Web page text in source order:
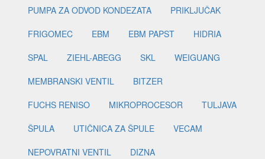
PUMPA ZA ODVOD KONDEZATA
PRIKLJUČAK
FRIGOMEC
EBM EBM PAPST
HIDRIA
SPAL
ZIEHL-ABEGG SKL
WEIGUANG
MEMBRANSKI VENTIL
BITZER
FUCHS RENISO
MIKROPROCESOR
TULJAVA
ŠPULA
UTIČNICA ZA ŠPULE
VECAM
NEPOVRATNI VENTIL
DIZNA